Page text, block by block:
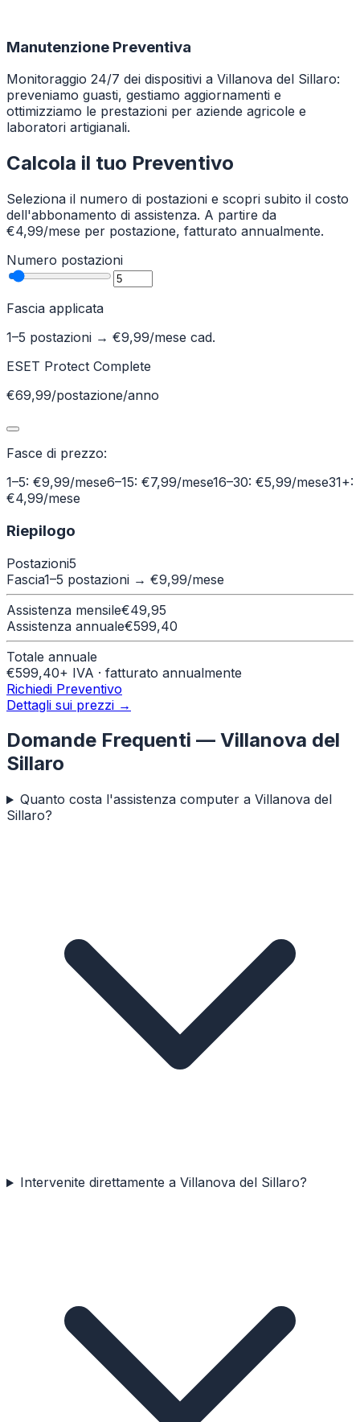
Manutenzione Preventiva
Monitoraggio 24/7 dei dispositivi a Villanova del Sillaro:
preveniamo guasti, gestiamo aggiornamenti e
ottimizziamo le prestazioni per aziende agricole e
laboratori artigianali.
Calcola il tuo Preventivo
Seleziona il numero di postazioni e scopri subito il costo
dell'abbonamento di assistenza. A partire da
€4,99/mese per postazione, fatturato annualmente.
Numero postazioni
Fascia applicata
1–5 postazioni → €9,99/mese cad.
ESET Protect Complete
€69,99/postazione/anno
Fasce di prezzo:
1–5: €9,99/mese6–15: €7,99/mese16–30: €5,99/mese31+:
€4,99/mese
Riepilogo
Postazioni5
Fascia1–5 postazioni → €9,99/mese
Assistenza mensile€49,95
Assistenza annuale€599,40
Totale annuale
€599,40+ IVA · fatturato annualmente
Richiedi Preventivo
Dettagli sui prezzi →
Domande Frequenti — Villanova del
Sillaro
Quanto costa l'assistenza computer a Villanova del
Sillaro?
Intervenite direttamente a Villanova del Sillaro?